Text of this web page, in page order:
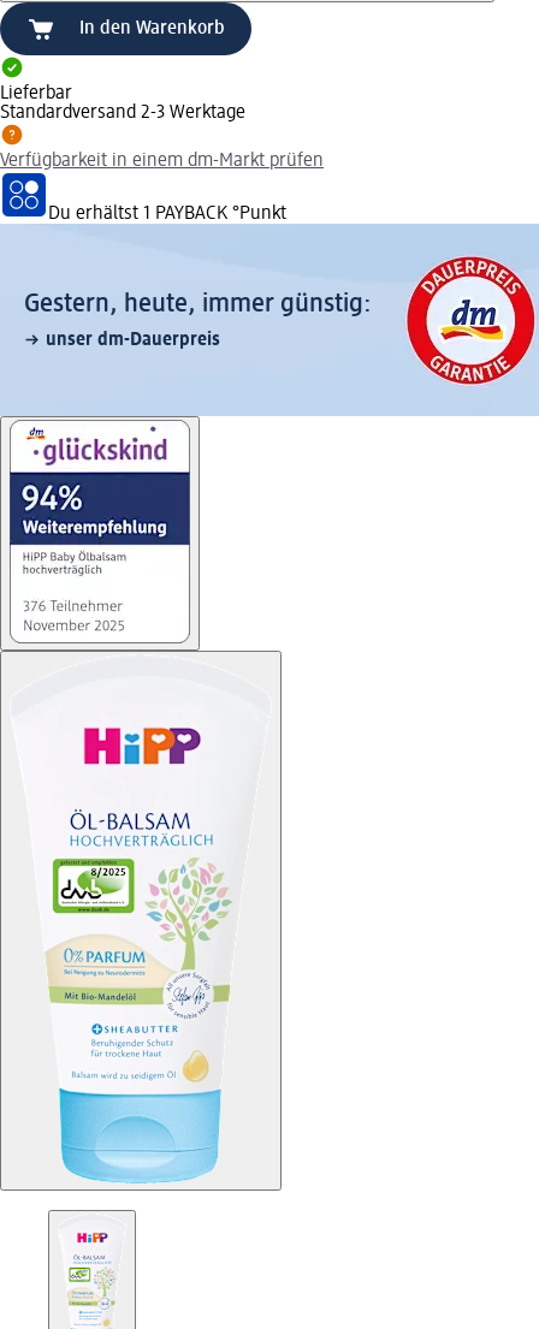
In den Warenkorb
Lieferbar
Standardversand 2-3 Werktage
Verfügbarkeit in einem dm-Markt prüfen
Du erhältst 1 PAYBACK °Punkt
Gestern, heute, immer günstig:
unser dm-Dauerpreis